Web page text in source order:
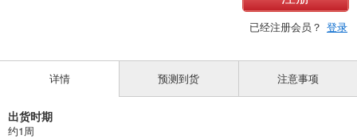
已经注册会员？ 登录
详情
出货时期
约1周
预测到货 注意事项